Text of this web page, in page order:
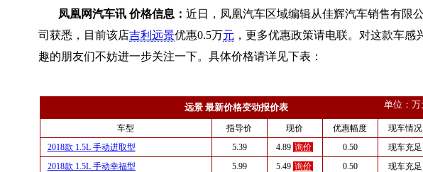
凤凰网汽车讯 价格信息： 近日，凤凰汽车区域编辑从佳辉汽车销售有限
司获悉，目前该店吉利 远景优惠0.5万元 ，更多优惠政策请电联。对这款车感
趣的朋友们不妨进一步关注一下。具体价格请详见下表：
远景 最新价格变动报价表 单位：万
车型 指导价 现价 优惠幅度
现车情况
2018款 1.5L 手动进取型
5.39 4.89 询价 0.50
现车充足
2018款 1.5L 手动幸福型
5.99 5.49 询价 0.50
现车充足